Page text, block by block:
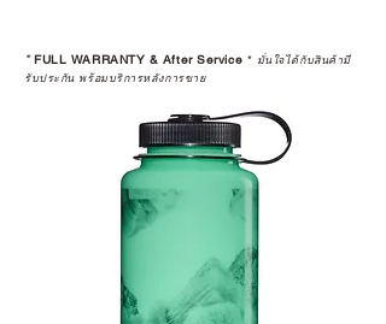
*FULL WARRANTY & After Service * มั่นใจได้กับสินค้ามี
รับประกัน พร้อมบริการหลังการขาย